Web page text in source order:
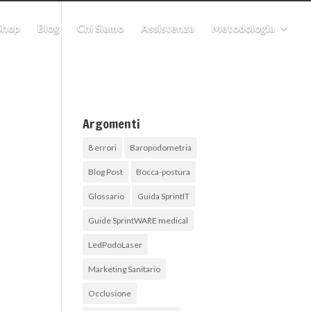
Blog Chi Siamo Assistenza Metodologia
Argomenti
8 errori Baropodometria
Blog Post Bocca-postura
Glossario Guida SprintIT
Guide SprintWARE medical
LedPodoLaser
Marketing Sanitario
Occlusione